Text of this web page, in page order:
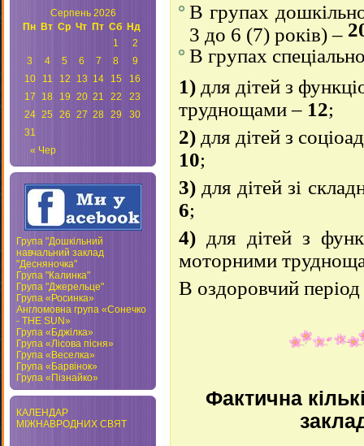
Серпень 2026
Пн
Вт Ср Чт Пт Сб Нд
« Чер
1
2
3
4 5 6 7 8
9
10
11 12 13 14 15
16
17
18 19 20 21 22
23
24 25 26 27 28 29
30
31
Група "Дошкільний
навчальний заклад
"Десняночка"
Група "Калинка"
Група "Джерельце"
Група «Росинка»
Англомовна група «Сонечко
- THE SUN»
Група «Бджілка»
Група «Лісова пісня»
Група «Веселка»
Група «Барвінок»
Група «Пізнайко»
КАЛЕНДАР
МІЖНАВРОДНИХ СВЯТ
В групах
3 до 6 (7) років) –
В групах
1) для дітей з
труднощами – 12;
2) для дітей з
10;
3) для дітей зі
6;
4) для дітей з
моторними
В оздоровчий
Фактична